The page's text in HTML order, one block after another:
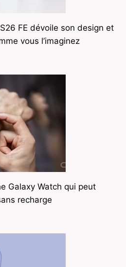
FE dévoile son design et
vous l’imaginez
Galaxy Watch qui peut
recharge